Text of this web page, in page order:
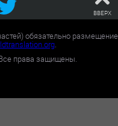
ВВЕРХ
обязательно размещение
.
права защищены.